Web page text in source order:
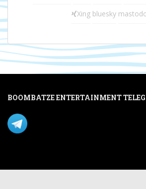
Xing bluesky
BOOMBATZE ENTERTAINMENT